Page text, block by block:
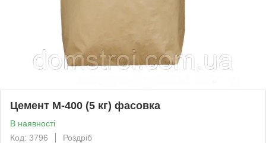
Цемент М-400 (5 кг) фасовка
В наявності
Код: 3796
Роздріб